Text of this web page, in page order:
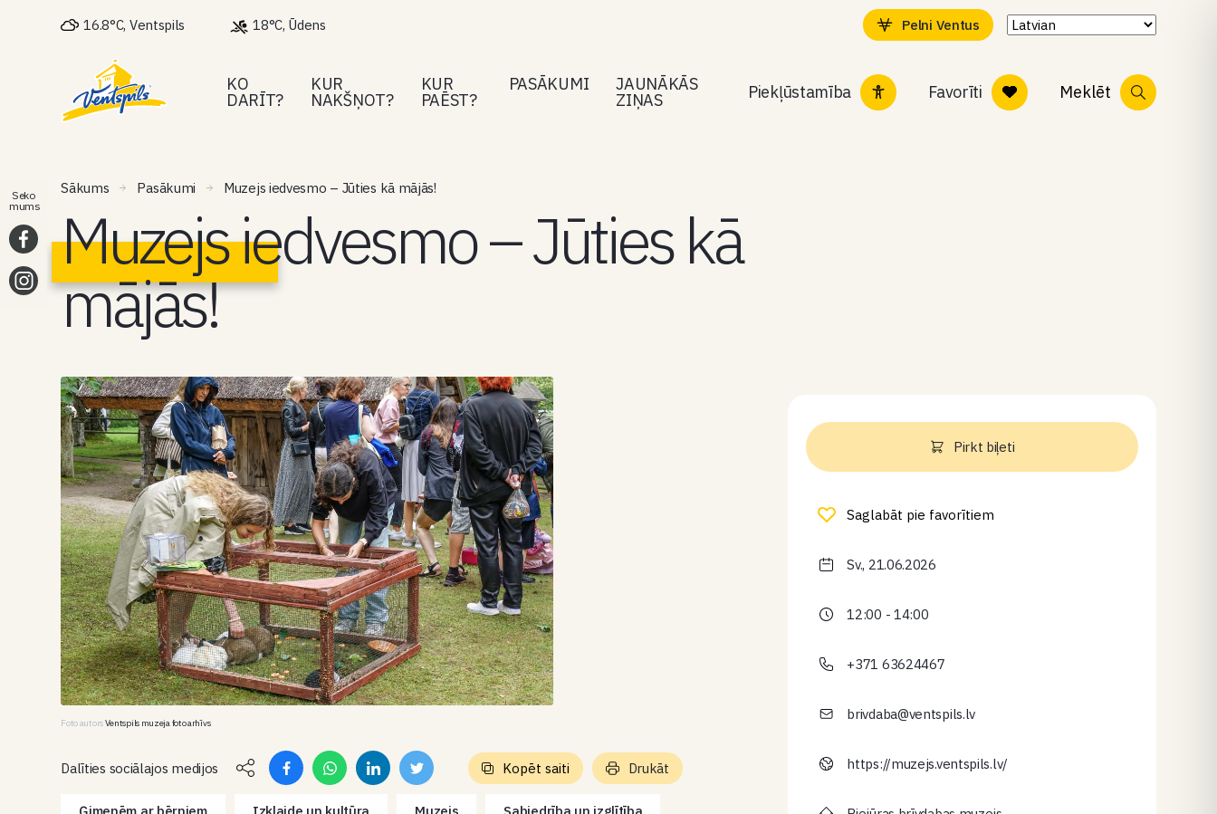
16.8°C, Ventspils 18°C, Ūdens Pelni Ventus
KO
DARĪT?
KUR
NAKŠŅOT?
KUR
PAĒST?
PASĀKUMI JAUNĀKĀS
ZIŅAS Piekļūstamība Favorīti Meklēt
Sākums Pasākumi Muzejs iedvesmo – Jūties kā mājās!
Muzejs iedvesmo – Jūties kā
mājās!
Foto autorsVentspils muzeja foto arhīvs
Dalīties sociālajos medijos Kopēt saiti Drukāt
Pirkt biļeti
Saglabāt pie favorītiem
Sv., 21.06.2026
12:00 - 14:00
+371 63624467
brivdaba@ventspils.lv
https://muzejs.ventspils.lv/
Seko
mums